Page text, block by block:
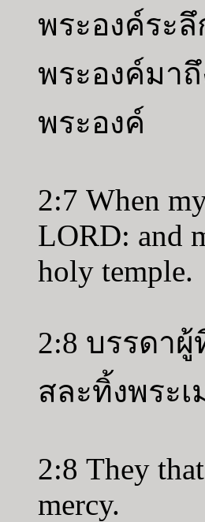
พระองค์ระ
พระองค์มา
พระองค์
2:7 When
LORD: and
holy temple.
2:8 บรรดา
สละทิ้งพระเ
2:8 They
mercy.